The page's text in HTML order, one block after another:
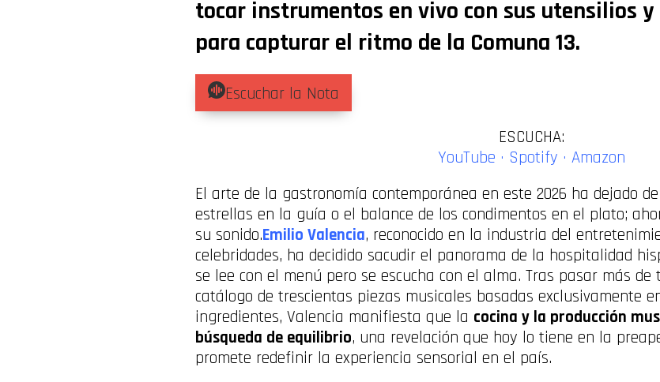
tocar instrumentos en vivo con sus utensilios
para capturar el ritmo de la Comuna 13.
Escuchar la Nota
ESCUCHA:
YouTube · Spotify · Amazon
El arte de la gastronomía contemporánea en este 2026 ha dejado
estrellas en la guía o el balance de los condimentos en el plato;
su sonido.Emilio Valencia, reconocido en la industria del
celebridades, ha decidido sacudir el panorama de la hospitalidad
se lee con el menú pero se escucha con el alma. Tras pasar más
catálogo de trescientas piezas musicales basadas exclusivamente
ingredientes, Valencia manifiesta que la cocina y la producción
búsqueda de equilibrio, una revelación que hoy lo tiene en la
promete redefinir la experiencia sensorial en el país.